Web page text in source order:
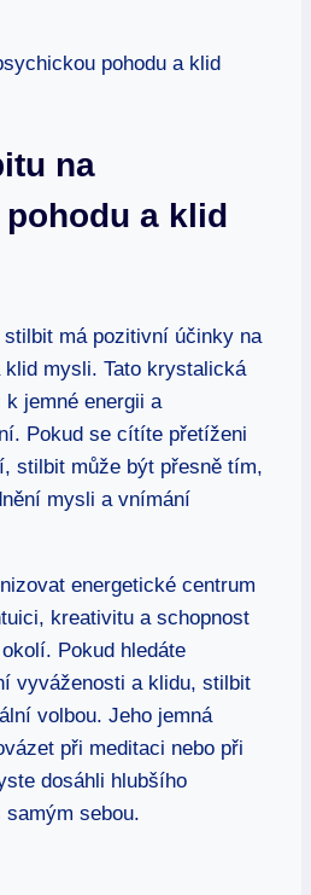
na
a klid
má pozitivní účinky na
klid mysli. Tato krystalická
jemné energii a
Pokud se cítíte přetíženi
stilbit může být přesně tím,
mysli a vnímání
energetické centrum
kreativitu a schopnost
Pokud hledáte
vyváženosti a klidu, stilbit
volbou. Jeho jemná
při meditaci nebo při
dosáhli hlubšího
sebou.